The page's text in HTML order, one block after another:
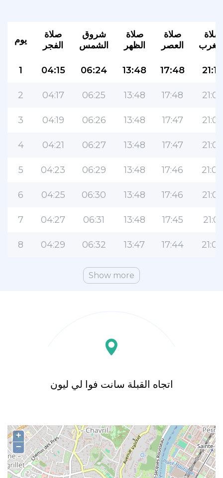
يوم
صلاة
الفجر
شروق
الشمس
صلاة
الظهر
صلاة
العصر
صلاة
1 04:15 06:24 13:48 17:48 21:10
2 04:17 06:25 13:48 17:48 21:08
3 04:19 06:26 13:48 17:47 21:07
4 04:21 06:27 13:48 17:47 21:06
5 04:23 06:29 13:48 17:46 21:04
6 04:25 06:30 13:48 17:46 21:03
7 04:27 06:31 13:48 17:45 21:01
8 04:29 06:32 13:47 17:44 21:00
Show more
اتجاه القبلة سانت فوا لي ليون
+
−